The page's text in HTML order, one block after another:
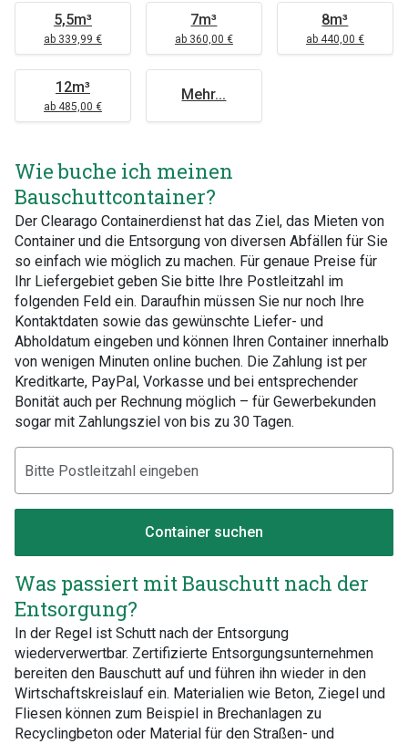
5,5m³
ab 339,99 €
7m³
ab 360,00 €
8m³
ab 440,00 €
12m³
ab 485,00 €
Mehr...
Wie buche ich meinen
Bauschuttcontainer?
Der Clearago Containerdienst hat das Ziel, das Mieten von
Container und die Entsorgung von diversen Abfällen für Sie
so einfach wie möglich zu machen. Für genaue Preise für
Ihr Liefergebiet geben Sie bitte Ihre Postleitzahl im
folgenden Feld ein. Daraufhin müssen Sie nur noch Ihre
Kontaktdaten sowie das gewünschte Liefer- und
Abholdatum eingeben und können Ihren Container innerhalb
von wenigen Minuten online buchen. Die Zahlung ist per
Kreditkarte, PayPal, Vorkasse und bei entsprechender
Bonität auch per Rechnung möglich – für Gewerbekunden
sogar mit Zahlungsziel von bis zu 30 Tagen.
Container suchen
Was passiert mit Bauschutt nach der
Entsorgung?
In der Regel ist Schutt nach der Entsorgung
wiederverwertbar. Zertifizierte Entsorgungsunternehmen
bereiten den Bauschutt auf und führen ihn wieder in den
Wirtschaftskreislauf ein. Materialien wie Beton, Ziegel und
Fliesen können zum Beispiel in Brechanlagen zu
Recyclingbeton oder Material für den Straßen- und